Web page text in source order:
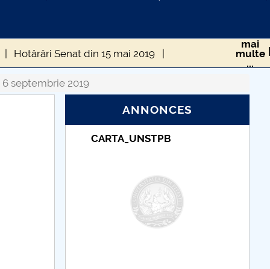
Hotărâri Senat din 15 mai 2019
Hotărâri Senat din 16 decembrie 2019
Hotărâri Senat din 12 februarie 2019
Hotărâri Senat din 15 aprilie 2019
mai
multe
...
septembrie 2019
ANNONCES
Taxe de școlarizare